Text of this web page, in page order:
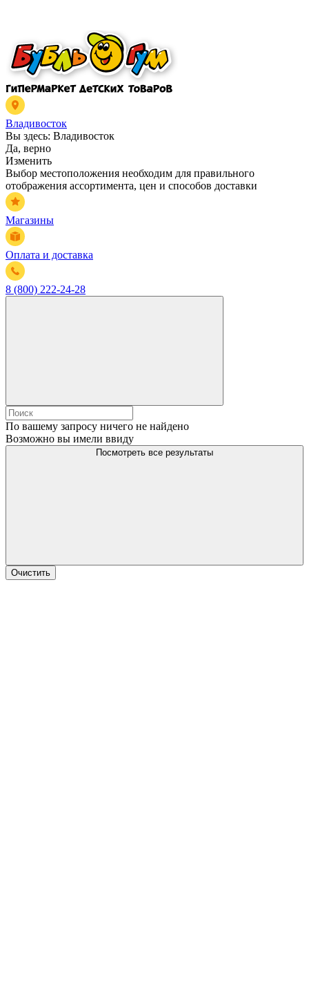
Владивосток
Вы здесь: Владивосток
Да, верно
Изменить
Выбор местоположения необходим для правильного
отображения ассортимента, цен и способов доставки
Магазины
Оплата и доставка
8 (800) 222-24-28
По вашему запросу ничего не найдено
Возможно вы имели ввиду
Посмотреть все результаты
Очистить